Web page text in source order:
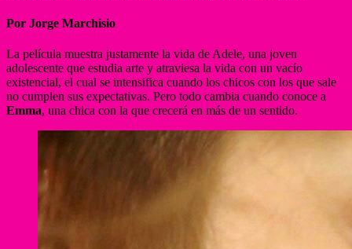
Por Jorge Marchisio
La película muestra justamente la vida de Adele, una joven
adolescente que estudia arte y atraviesa la vida con un vacío
existencial, el cual se intensifica cuando los chicos con los que sale
no cumplen sus expectativas. Pero todo cambia cuando conoce a
Emma, una chica con la que crecerá en más de un sentido.